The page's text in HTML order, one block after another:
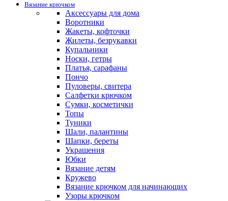
Вязание крючком
Аксессуары для дома
Воротники
Жакеты, кофточки
Жилеты, безрукавки
Купальники
Носки, гетры
Платья, сарафаны
Пончо
Пуловеры, свитера
Салфетки крючком
Сумки, косметички
Топы
Туники
Шали, палантины
Шапки, береты
Украшения
Юбки
Вязание детям
Кружево
Вязание крючком для начинающих
Узоры крючком